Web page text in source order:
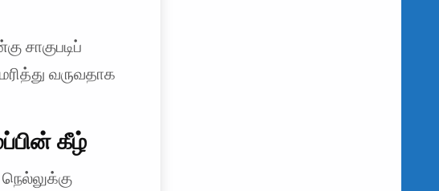
சாகுபடிப்
வருவதாக
கீழ்